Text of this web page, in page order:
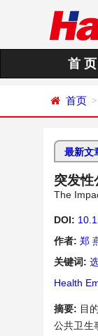
首 页
首页
最新文
突发性
The
DOI:
作者: 郑
关键词:
Health
摘要: 目
公共卫生